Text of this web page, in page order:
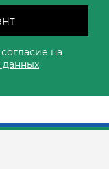
на
данных